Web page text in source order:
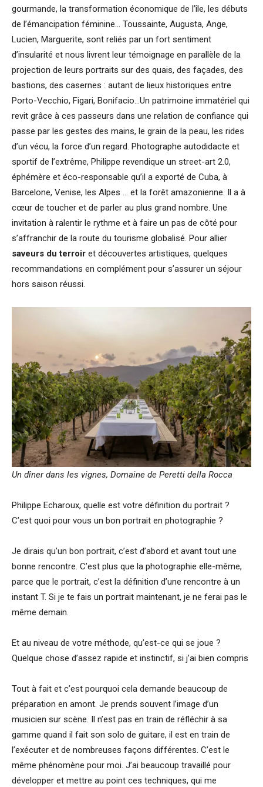
gourmande, la transformation économique de l’île, les débuts
de l’émancipation féminine… Toussainte, Augusta, Ange,
Lucien, Marguerite, sont reliés par un fort sentiment
d’insularité et nous livrent leur témoignage en parallèle de la
projection de leurs portraits sur des quais, des façades, des
bastions, des casernes : autant de lieux historiques entre
Porto-Vecchio, Figari, Bonifacio…Un patrimoine immatériel qui
revit grâce à ces passeurs dans une relation de confiance qui
passe par les gestes des mains, le grain de la peau, les rides
d’un vécu, la force d’un regard. Photographe autodidacte et
sportif de l’extrême, Philippe revendique un street-art 2.0,
éphémère et éco-responsable qu’il a exporté de Cuba, à
Barcelone, Venise, les Alpes … et la forêt amazonienne. Il a à
cœur de toucher et de parler au plus grand nombre. Une
invitation à ralentir le rythme et à faire un pas de côté pour
s’affranchir de la route du tourisme globalisé. Pour allier
saveurs du terroir et découvertes artistiques, quelques
recommandations en complément pour s’assurer un séjour
hors saison réussi.
Un dîner dans les vignes, Domaine de Peretti della Rocca
Philippe Echaroux, quelle est votre définition du portrait ?
C’est quoi pour vous un bon portrait en photographie ?
Je dirais qu’un bon portrait, c’est d’abord et avant tout une
bonne rencontre. C’est plus que la photographie elle-même,
parce que le portrait, c’est la définition d’une rencontre à un
instant T. Si je te fais un portrait maintenant, je ne ferai pas le
même demain.
Et au niveau de votre méthode, qu’est-ce qui se joue ?
Quelque chose d’assez rapide et instinctif, si j’ai bien compris
Tout à fait et c’est pourquoi cela demande beaucoup de
préparation en amont. Je prends souvent l’image d’un
musicien sur scène. Il n’est pas en train de réfléchir à sa
gamme quand il fait son solo de guitare, il est en train de
l’exécuter et de nombreuses façons différentes. C’est le
même phénomène pour moi. J’ai beaucoup travaillé pour
développer et mettre au point ces techniques, qui me